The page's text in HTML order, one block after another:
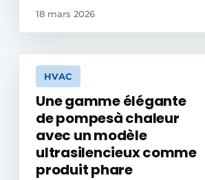
18 mars 2026
HVAC
Une gamme élégante
de pompesà chaleur
avec un modèle
ultrasilencieux comme
produit phare